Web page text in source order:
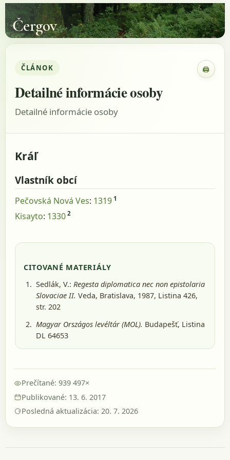
Čergov
ČLÁNOK 🖨
Detailné informácie osoby
Detailné informácie osoby
Kráľ
Vlastník obcí
Pečovská Nová Ves: 1319 1
Kisayto: 1330 2
CITOVANÉ MATERIÁLY
Sedlák, V.: Regesta diplomatica nec non epistolaria
Slovaciae II. Veda, Bratislava, 1987, Listina 426,
str. 202
Magyar Országos levéltár (MOL). Budapešť, Listina
DL 64653
Prečítané: 939 497×
Publikované: 13. 6. 2017
Posledná aktualizácia: 20. 7. 2026